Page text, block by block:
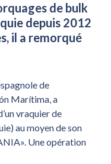
de bulk
depuis 2012
il a remorqué
de
Marítima, a
vraquier de
au moyen de son
Une opération